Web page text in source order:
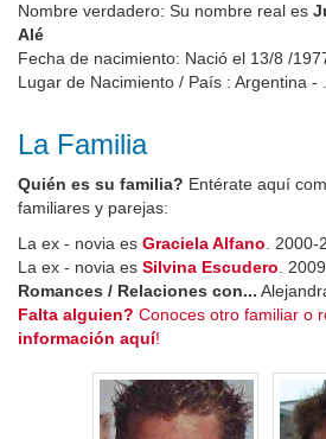
Nombre verdadero: Su nombre real es
Alé
Fecha de nacimiento: Nació el 13/8 /
Lugar de Nacimiento / País : Argentina - .
La Familia
Quién es su familia? Entérate aquí
familiares y parejas:
La ex - novia es Graciela Alfano . 2000-
La ex - novia es Silvina Escudero .
Romances / Relaciones con...
Falta alguien? Conoces otro familiar o
información aquí!